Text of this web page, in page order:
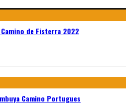
de Fisterra 2022
Camino Portugues